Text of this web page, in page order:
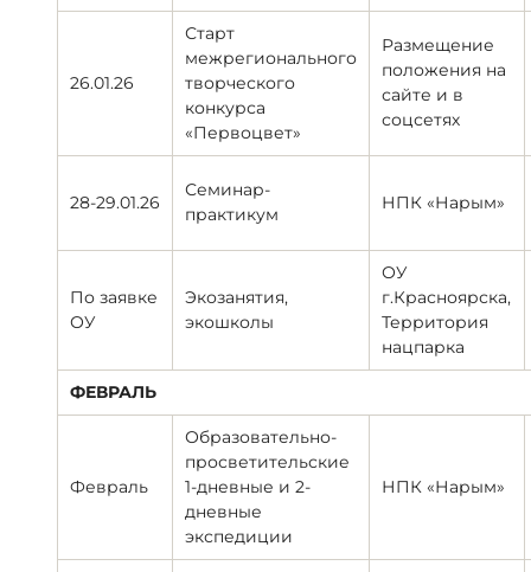
26.01.26
Старт
межрегионального
творческого
конкурса
«Первоцвет»
Размещение
положения на
сайте и в
соцсетях
28-29.01.26
Семинар-
практикум
НПК «Нарым»
По заявке
ОУ
Экозанятия,
экошколы
ОУ
г.Красноярска,
Территория
нацпарка
ФЕВРАЛЬ
Февраль
Образовательно-
просветительские
1-дневные и 2-
дневные
экспедиции
НПК «Нарым»